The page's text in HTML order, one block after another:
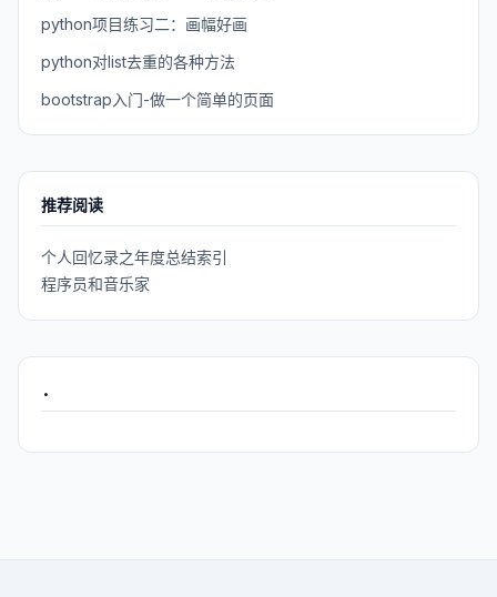
python项目练习二：画幅好画
python对list去重的各种方法
bootstrap入门-做一个简单的页面
推荐阅读
个人回忆录之年度总结索引
程序员和音乐家
.